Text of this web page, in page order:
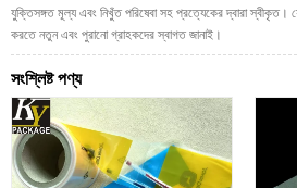
যুক্তিসঙ্গত মূল্য এবং নিখুঁত পরিষেবা সহ প্রত্যেকের দ্বারা স্বীকৃত।
করতে নতুন এবং পুরানো গ্রাহকদের স্বাগত জানাই।
সংশ্লিষ্ট পণ্য